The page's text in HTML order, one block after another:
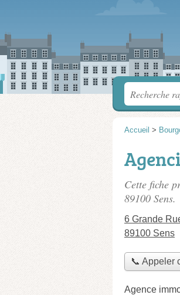
Accueil >
Cette fiche
89100 Sens.
6 Grande
89100 Sens
📞 Appeler
Agence